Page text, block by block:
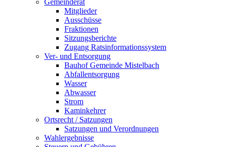
Gemeinderat
Mitglieder
Ausschüsse
Fraktionen
Sitzungsberichte
Zugang Ratsinformationssystem
Ver- und Entsorgung
Bauhof Gemeinde Mistelbach
Abfallentsorgung
Wasser
Abwasser
Strom
Kaminkehrer
Ortsrecht / Satzungen
Satzungen und Verordnungen
Wahlergebnisse